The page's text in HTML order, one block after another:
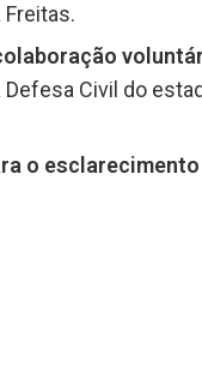
Freitas.
Civil do
o esclarecimento